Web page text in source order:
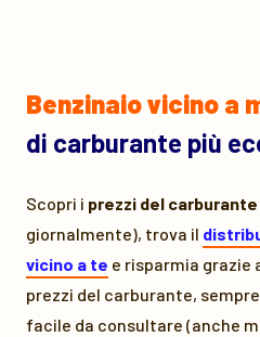
Benzinaio vicino a
di carburante più
Scopri i prezzi del carburante
giornalmente), trova il
vicino a te e risparmia grazie
prezzi del carburante,
facile da consultare (anche